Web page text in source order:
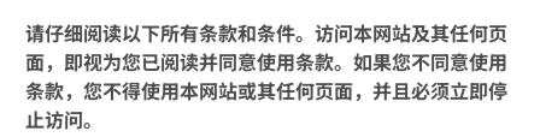
请仔细阅读以下所有条款和条件。访问本网站及其任何页
面，即视为您已阅读并同意使用条款。如果您不同意使用
条款，您不得使用本网站或其任何页面，并且必须立即停
止访问。